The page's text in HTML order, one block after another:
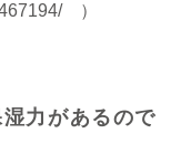
）
力があるので